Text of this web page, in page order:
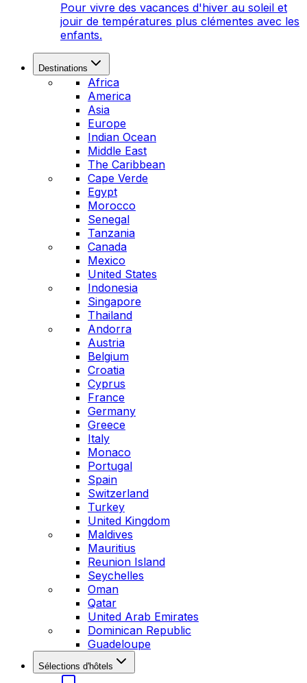
Pour vivre des vacances d'hiver au soleil et
jouir de températures plus clémentes avec les
enfants.
Destinations
Africa
America
Asia
Europe
Indian Ocean
Middle East
The Caribbean
Cape Verde
Egypt
Morocco
Senegal
Tanzania
Canada
Mexico
United States
Indonesia
Singapore
Thailand
Andorra
Austria
Belgium
Croatia
Cyprus
France
Germany
Greece
Italy
Monaco
Portugal
Spain
Switzerland
Turkey
United Kingdom
Maldives
Mauritius
Reunion Island
Seychelles
Oman
Qatar
United Arab Emirates
Dominican Republic
Guadeloupe
Sélections d'hôtels